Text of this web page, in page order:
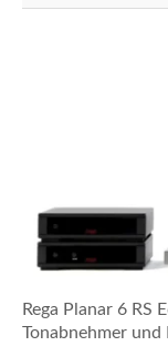
Rega Planar 6 RS
Tonabnehmer